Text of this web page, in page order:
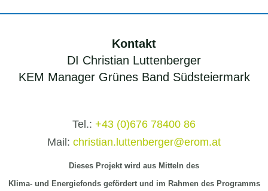
Kontakt
DI Christian Luttenberger
KEM Manager Grünes Band Südsteiermark
Tel.: +43 (0)676 78400 86
Mail: christian.luttenberger@erom.at
Dieses Projekt wird aus Mitteln des
Klima- und Energiefonds gefördert und im Rahmen des Programms